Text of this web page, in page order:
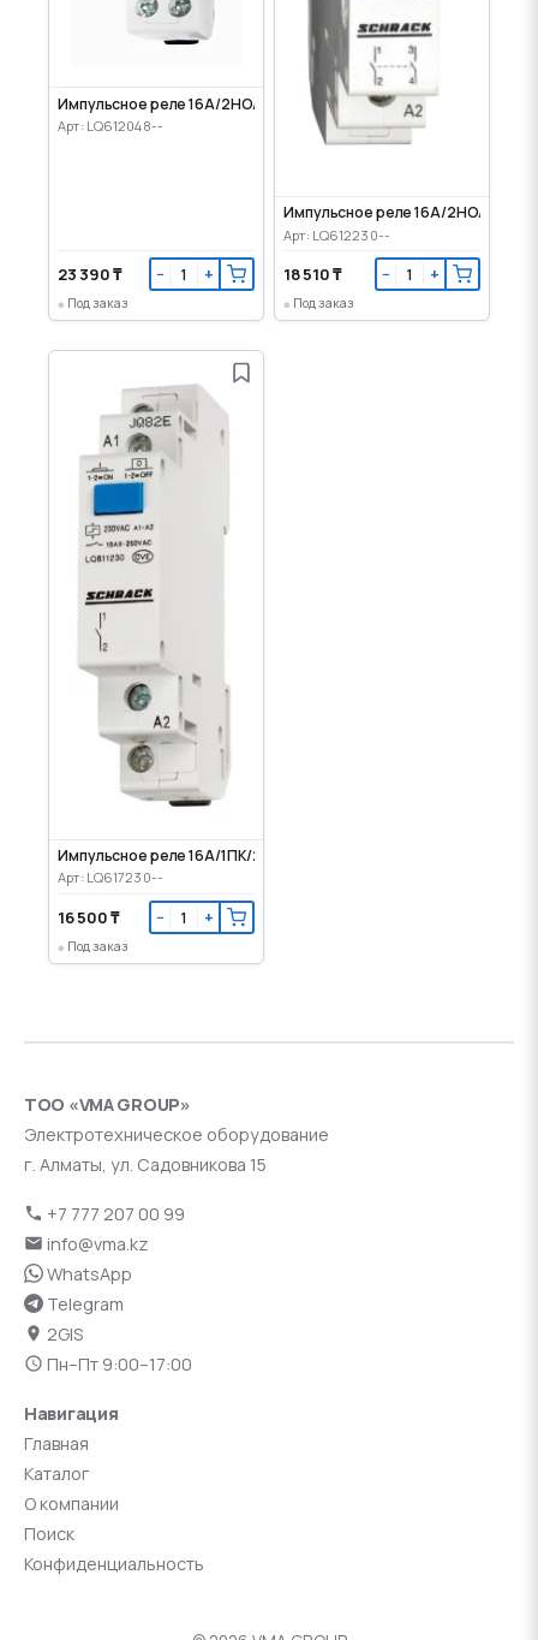
Импульсное реле 16А/2НО/48VAC/24DC
Арт: LQ612048--
23 390 ₸ − +
Под заказ
Импульсное реле 16А/2НО/
Арт: LQ612230--
18 510 ₸ − +
Под заказ
Импульсное реле 16А/1ПК/230VAC
Арт: LQ617230--
16 500 ₸ − +
Под заказ
ТОО «VMA GROUP»
Электротехническое оборудование
г. Алматы, ул. Садовникова 15
+7 777 207 00 99
info@vma.kz
WhatsApp
Telegram
2GIS
Пн–Пт 9:00–17:00
Навигация
Главная
Каталог
О компании
Поиск
Конфиденциальность